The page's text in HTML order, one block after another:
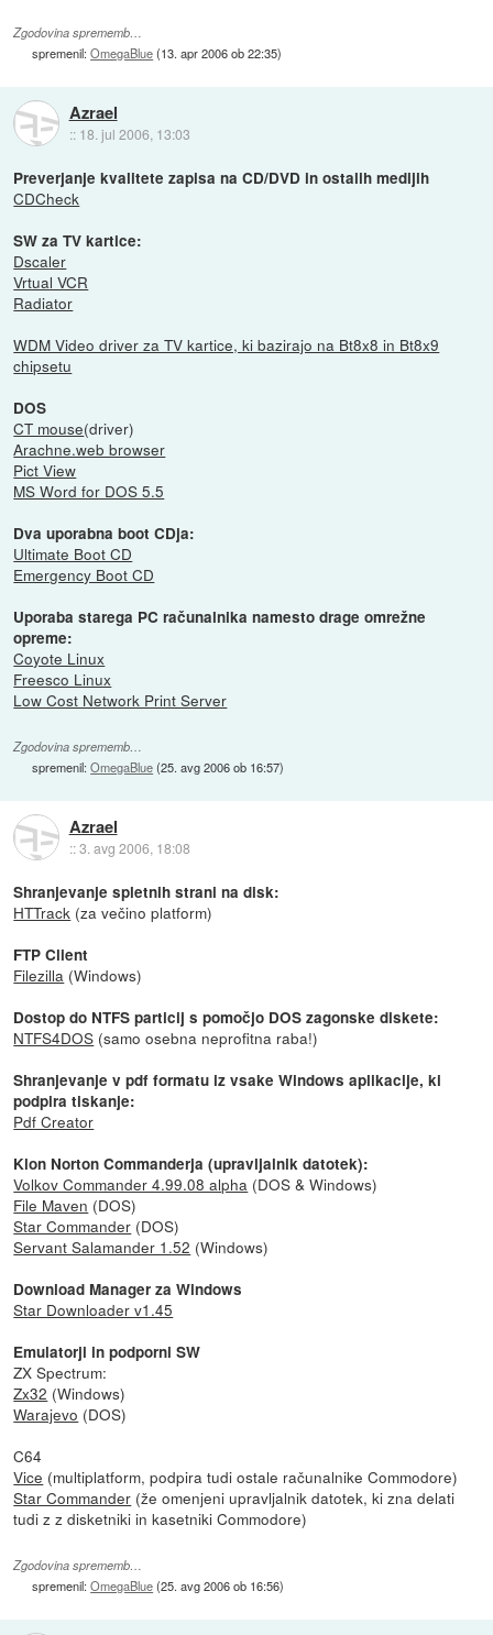
Zgodovina sprememb…
spremenil:OmegaBlue(13. apr 2006 ob 22:35)
Azrael
:: 18. jul 2006, 13:03
Preverjanje kvalitete zapisa na CD/DVD in ostalih medijih
CDCheck
SW za TV kartice:
Dscaler
Vrtual VCR
Radiator
WDM Video driver za TV kartice, ki bazirajo na Bt8x8 in Bt8x9
chipsetu
DOS
CT mouse(driver)
Arachne.web browser
Pict View
MS Word for DOS 5.5
Dva uporabna boot CDja:
Ultimate Boot CD
Emergency Boot CD
Uporaba starega PC računalnika namesto drage omrežne
opreme:
Coyote Linux
Freesco Linux
Low Cost Network Print Server
Zgodovina sprememb…
spremenil:OmegaBlue(25. avg 2006 ob 16:57)
Azrael
::3. avg 2006, 18:08
Shranjevanje spletnih strani na disk:
HTTrack (za večino platform)
FTP Client
Filezilla (Windows)
Dostop do NTFS particij s pomočjo DOS zagonske diskete:
NTFS4DOS (samo osebna neprofitna raba!)
Shranjevanje v pdf formatu iz vsake Windows aplikacije, ki
podpira tiskanje:
Pdf Creator
Klon Norton Commanderja (upravljalnik datotek):
Volkov Commander 4.99.08 alpha (DOS & Windows)
File Maven (DOS)
Star Commander (DOS)
Servant Salamander 1.52 (Windows)
Download Manager za Windows
Star Downloader v1.45
Emulatorji in podporni SW
ZX Spectrum:
Zx32 (Windows)
Warajevo (DOS)
C64
Vice (multiplatform, podpira tudi ostale računalnike Commodore)
Star Commander (že omenjeni upravljalnik datotek, ki zna delati
tudi z z disketniki in kasetniki Commodore)
Zgodovina sprememb…
spremenil:OmegaBlue(25. avg 2006 ob 16:56)